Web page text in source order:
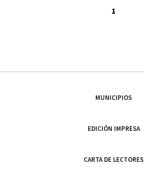
1
MUNICIPIOS
EDICIÓN IMPRESA
CARTA DE LECTORES